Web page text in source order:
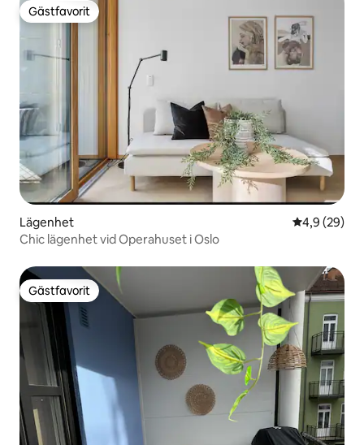
Gästfavorit
Gästfavorit
Lägenhet 4,9 av 5 i
4,9 (29)
Chic lägenhet vid Operahuset i Oslo
Gästfavorit
Gästfavorit